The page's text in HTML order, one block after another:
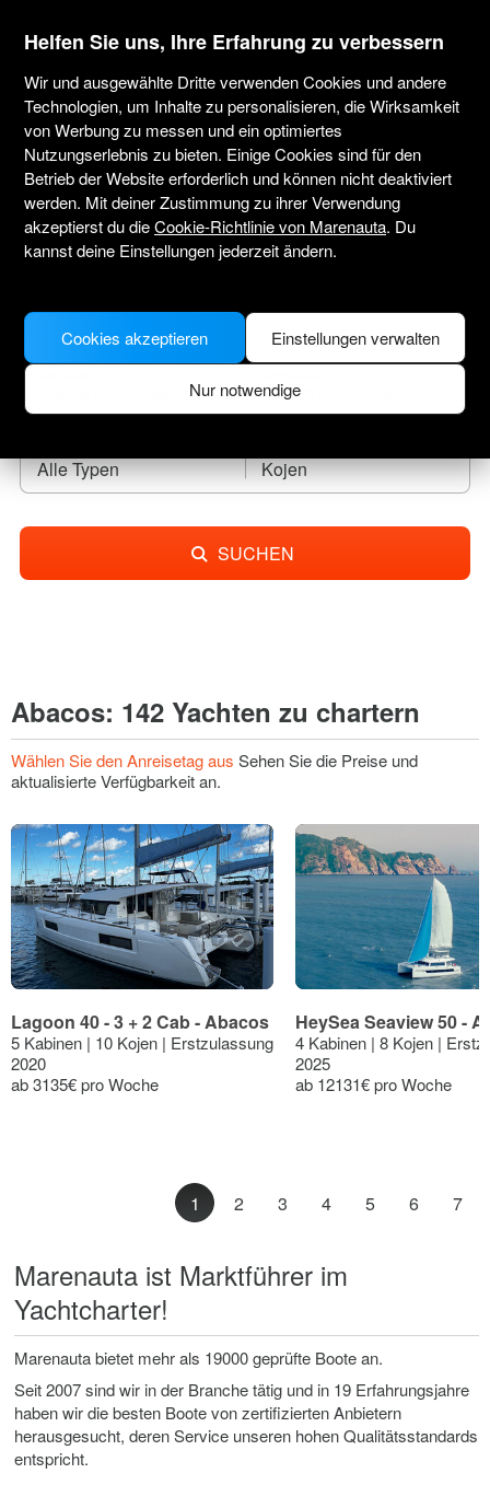
marenauta
Yachtcharter Abacos
Tragen Sie das Anreisedatum ein und finden
Sie Ihr Leihboot.
Alle Typen Kojen
SUCHEN
Abacos: 142 Yachten zu chartern
Wählen Sie den Anreisetag aus Sehen Sie die Preise und
aktualisierte Verfügbarkeit an.
Lagoon 40 - 3 + 2 Cab - Abacos
5 Kabinen | 10 Kojen | Erstzulassung
2020
ab 3135€ pro Woche
HeySea Seaview 50 -
4 Kabinen | 8 Kojen |
2025
ab 12131€ pro Woche
1 2 3 4 5 6 7
Marenauta ist Marktführer im
Yachtcharter!
Marenauta bietet mehr als 19000 geprüfte Boote an.
Seit 2007 sind wir in der Branche tätig und in 19 Erfahrungsjahre
haben wir die besten Boote von zertifizierten Anbietern
herausgesucht, deren Service unseren hohen Qualitätsstandards
entspricht.
Helfen Sie uns, Ihre Erfahrung zu verbessern
Wir und ausgewählte Dritte verwenden Cookies und andere
Technologien, um Inhalte zu personalisieren, die Wirksamkeit
von Werbung zu messen und ein optimiertes
Nutzungserlebnis zu bieten. Einige Cookies sind für den
Betrieb der Website erforderlich und können nicht deaktiviert
werden. Mit deiner Zustimmung zu ihrer Verwendung
akzeptierst du dieCookie-Richtlinie von Marenauta. Du
kannst deine Einstellungen jederzeit ändern.
Einstellungen verwalten
Nur notwendige
Cookies akzeptieren